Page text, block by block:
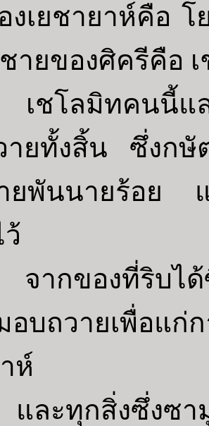
งเยชายาห์คือ
ายของศิครีคือ
เชโลมิทคนนี้แล
ายทั้งสิ้น ซึ่งกษั
ยพันนายร้อย
จากของที่ริบไ
อบถวายเพื่อแก่
ห์
และทุกสิ่งซึ่งซ